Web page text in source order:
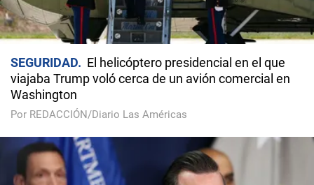
SEGURIDAD
El helicóptero presidencial en el que
viajaba Trump voló cerca de un avión comercial en
Washington
Por REDACCIÓN/Diario Las Américas